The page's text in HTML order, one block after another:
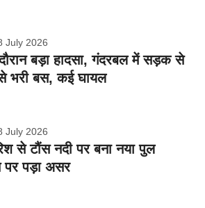
July 2026
बड़ा हादसा, गंदरबल में सड़क से
भरी बस, कई घायल
July 2026
से टौंस नदी पर बना नया पुल
पर पड़ा असर